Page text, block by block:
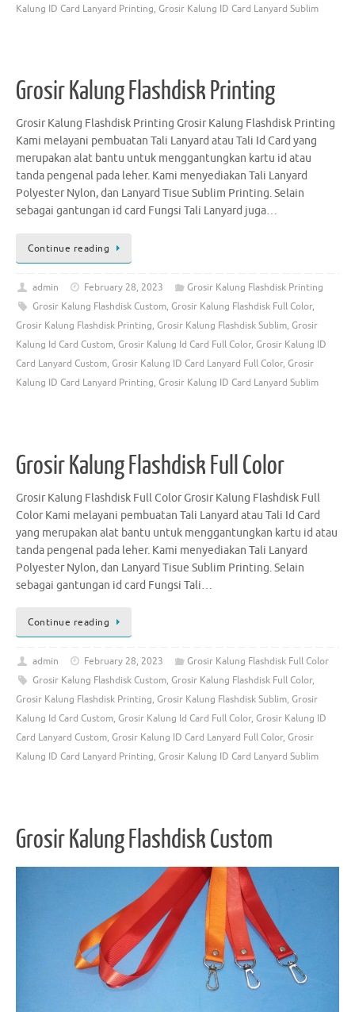
Kalung ID Card Lanyard Printing, Grosir Kalung ID Card Lanyard Sublim
Grosir Kalung Flashdisk Printing
Grosir Kalung Flashdisk Printing Grosir Kalung Flashdisk Printing
Kami melayani pembuatan Tali Lanyard atau Tali Id Card yang
merupakan alat bantu untuk menggantungkan kartu id atau
tanda pengenal pada leher. Kami menyediakan Tali Lanyard
Polyester Nylon, dan Lanyard Tisue Sublim Printing. Selain
sebagai gantungan id card Fungsi Tali Lanyard juga…
Continue reading
admin February 28, 2023
Grosir Kalung Flashdisk Printing
Grosir Kalung Flashdisk Custom, Grosir Kalung Flashdisk Full Color,
Grosir Kalung Flashdisk Printing, Grosir Kalung Flashdisk Sublim, Grosir
Kalung Id Card Custom, Grosir Kalung Id Card Full Color, Grosir Kalung ID
Card Lanyard Custom, Grosir Kalung ID Card Lanyard Full Color, Grosir
Kalung ID Card Lanyard Printing, Grosir Kalung ID Card Lanyard Sublim
Grosir Kalung Flashdisk Full Color
Grosir Kalung Flashdisk Full Color Grosir Kalung Flashdisk Full
Color Kami melayani pembuatan Tali Lanyard atau Tali Id Card
yang merupakan alat bantu untuk menggantungkan kartu id atau
tanda pengenal pada leher. Kami menyediakan Tali Lanyard
Polyester Nylon, dan Lanyard Tisue Sublim Printing. Selain
sebagai gantungan id card Fungsi Tali…
Continue reading
admin February 28, 2023
Grosir Kalung Flashdisk Full Color
Grosir Kalung Flashdisk Custom, Grosir Kalung Flashdisk Full Color,
Grosir Kalung Flashdisk Printing, Grosir Kalung Flashdisk Sublim, Grosir
Kalung Id Card Custom, Grosir Kalung Id Card Full Color, Grosir Kalung ID
Card Lanyard Custom, Grosir Kalung ID Card Lanyard Full Color, Grosir
Kalung ID Card Lanyard Printing, Grosir Kalung ID Card Lanyard Sublim
Grosir Kalung Flashdisk Custom